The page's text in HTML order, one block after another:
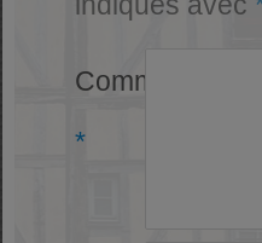
Commentaire
*